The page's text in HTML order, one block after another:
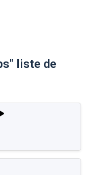
liste de